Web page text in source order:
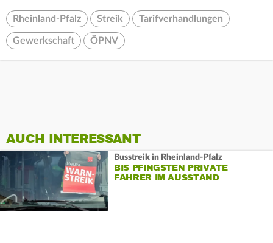
Rheinland-Pfalz Streik Tarifverhandlungen
Gewerkschaft ÖPNV
AUCH INTERESSANT
Busstreik in Rheinland-Pfalz
BIS PFINGSTEN PRIVATE
FAHRER IM AUSSTAND